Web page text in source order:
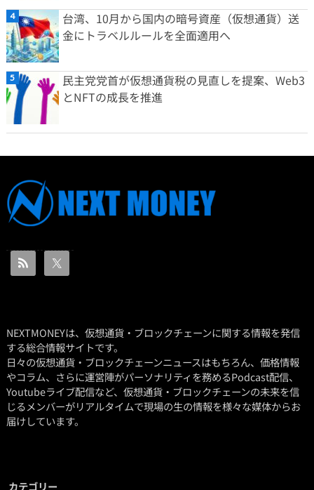
台湾、10月から国内の暗号資産（仮想通貨）送
金にトラベルルールを全面適用へ
民主党党首が仮想通貨税の見直しを提案、Web3
とNFTの成長を推進
NEXTMONEYは、仮想通貨・ブロックチェーンに関する情報を発信
する総合情報サイトです。
日々の仮想通貨・ブロックチェーンニュースはもちろん、価格情報
やコラム、さらに運営陣がパーソナリティを務めるPodcast配信、
Youtubeライブ配信など、仮想通貨・ブロックチェーンの未来を信
じるメンバーがリアルタイムで現場の生の情報を様々な媒体からお
届けしています。
カテゴリー